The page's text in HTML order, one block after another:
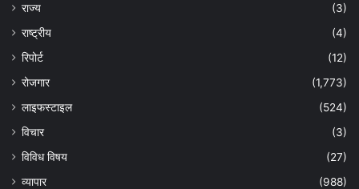
राज्य
(3)
राष्ट्रीय
(4)
रिपोर्ट
(12)
रोजगार
(1,773)
लाइफस्टाइल
(524)
विचार
(3)
विविध विषय
(27)
व्यापार
(988)